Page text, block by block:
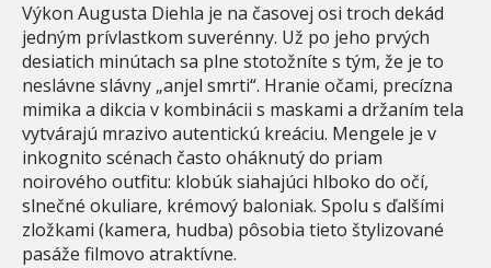
Výkon Augusta Diehla je na časovej osi troch dekád
jedným prívlastkom suverénny. Už po jeho prvých
desiatich minútach sa plne stotožníte s tým, že je to
neslávne slávny „anjel smrti“. Hranie očami, precízna
mimika a dikcia v kombinácii s maskami a držaním tela
vytvárajú mrazivo autentickú kreáciu. Mengele je v
inkognito scénach často oháknutý do priam
noirového outfitu: klobúk siahajúci hlboko do očí,
slnečné okuliare, krémový baloniak. Spolu s ďalšími
zložkami (kamera, hudba) pôsobia tieto štylizované
pasáže filmovo atraktívne.